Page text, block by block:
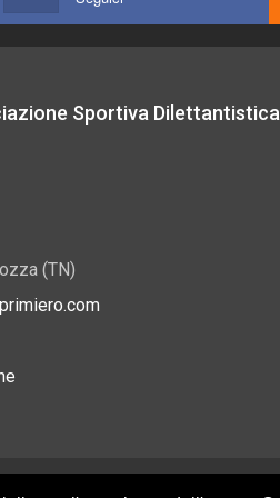
Sportiva Dilettantistica
(TN)